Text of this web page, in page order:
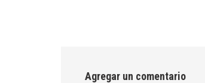
Agregar un comentario